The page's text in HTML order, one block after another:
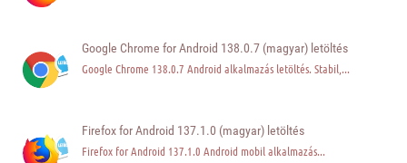
Google Chrome for Android 138.0.7 (magyar) letöltés
Google Chrome 138.0.7 Android alkalmazás letöltés. Stabil,...
Firefox for Android 137.1.0 (magyar) letöltés
Firefox for Android 137.1.0 Android mobil alkalmazás...